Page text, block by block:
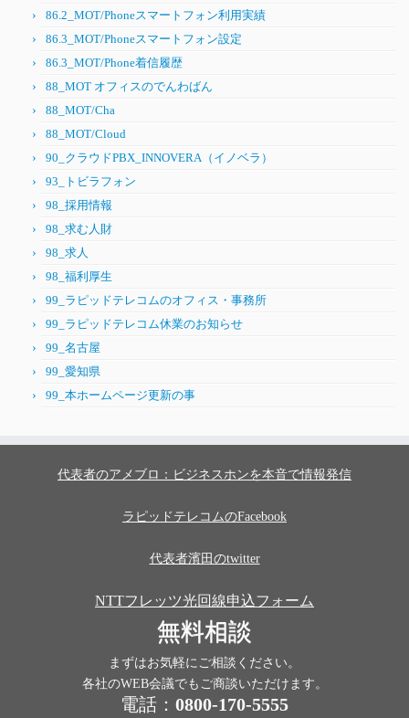
86.2_MOT/Phoneスマートフォン利用実績
86.3_MOT/Phoneスマートフォン設定
86.3_MOT/Phone着信履歴
88_MOT オフィスのでんわばん
88_MOT/Cha
88_MOT/Cloud
90_クラウドPBX_INNOVERA（イノベラ）
93_トビラフォン
98_採用情報
98_求む人財
98_求人
98_福利厚生
99_ラピッドテレコムのオフィス・事務所
99_ラピッドテレコム休業のお知らせ
99_名古屋
99_愛知県
99_本ホームページ更新の事
代表者のアメブロ：ビジネスホンを本音で情報発信
ラピッドテレコムのFacebook
代表者濱田のtwitter
NTTフレッツ光回線申込フォーム
無料相談
まずはお気軽にご相談ください。
各社のWEB会議でもご商談いただけます。
電話： 0800-170-5555